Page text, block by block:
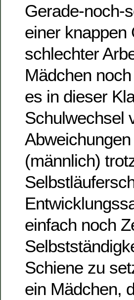
Gerade-noch-
einer knappen
schlechter
Mädchen
es in dieser
Schulwechsel
(männlich)
einfach noch
Schiene zu
ein Mädchen,